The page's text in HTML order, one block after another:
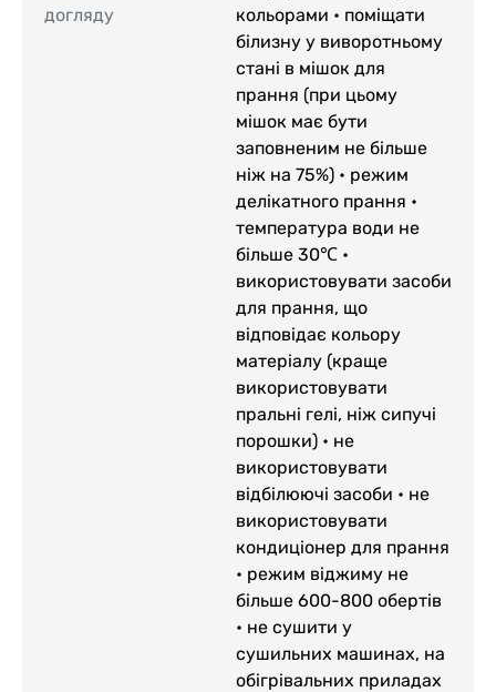
догляду
кольорами • поміщати
білизну у виворотньому
стані в мішок для
прання (при цьому
мішок має бути
заповненим не більше
ніж на 75%) • режим
делікатного прання •
температура води не
більше 30℃ •
використовувати засоби
для прання, що
відповідає кольору
матеріалу (краще
використовувати
пральні гелі, ніж сипучі
порошки) • не
використовувати
відбілюючі засоби • не
використовувати
кондиціонер для прання
• режим віджиму не
більше 600-800 обертів
• не сушити у
сушильних машинах, на
обігрівальних приладах